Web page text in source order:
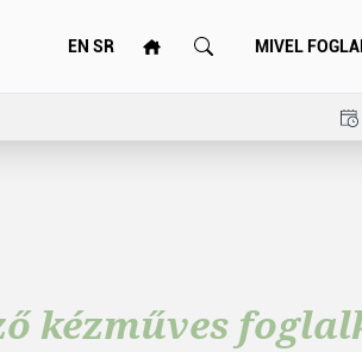
EN SR MIVEL
kézműves